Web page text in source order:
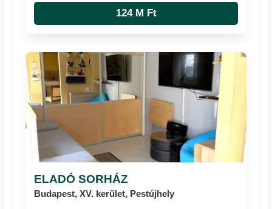
124 M Ft
ELADÓ SORHÁZ
Budapest, XV. kerület, Pestújhely